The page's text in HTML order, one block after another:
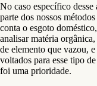
No caso específico
parte dos nossos
conta o esgoto
analisar matéria
de elemento que vazou,
voltados para esse tipo
foi uma prioridade.